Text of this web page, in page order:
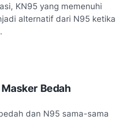
KN95 yang memenuhi
alternatif dari N95 ketika
Bedah
dan N95 sama-sama